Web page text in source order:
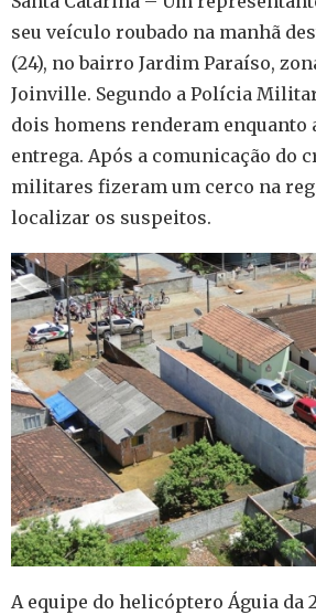
seu veículo roubado na manhã
(24), no bairro Jardim Paraíso,
Joinville. Segundo a Polícia
dois homens renderam enquanto
entrega. Após a comunicação do
militares fizeram um cerco na
localizar os suspeitos.
A equipe do helicóptero Águia da